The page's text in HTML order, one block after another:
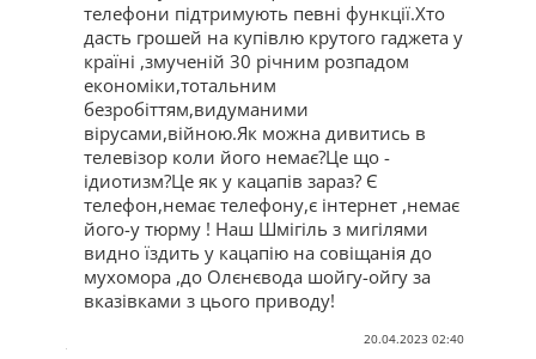
телефони підтримують певні функції.Хто
дасть грошей на купівлю крутого гаджета у
країні ,змученій 30 річним розпадом
економіки,тотальним
безробіттям,видуманими
вірусами,війною.Як можна дивитись в
телевізор коли його немає?Це що -
ідиотизм?Це як у кацапів зараз? Є
телефон,немає телефону,є інтернет ,немає
його-у тюрму ! Наш Шмігіль з мигілями
видно їздить у кацапію на совіщанія до
мухомора ,до Олєнєвода шойгу-ойгу за
вказівками з цього приводу!
20.04.2023 02:40